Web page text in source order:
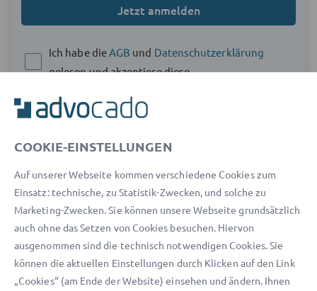
Jetzt anmelden
Ich habe die AGB und Datenschutzerklärung
gelesen und akzeptiere diese.
Das könnte Sie auch interessieren
COOKIE-EINSTELLUNGEN
Auf unserer Webseite kommen verschiedene Cookies zum
Einsatz: technische, zu Statistik-Zwecken, und solche zu
Marketing-Zwecken. Sie können unsere Webseite grundsätzlich
auch ohne das Setzen von Cookies besuchen. Hiervon
ausgenommen sind die technisch notwendigen Cookies. Sie
können die aktuellen Einstellungen durch Klicken auf den Link
„Cookies“ (am Ende der Website) einsehen und ändern. Ihnen